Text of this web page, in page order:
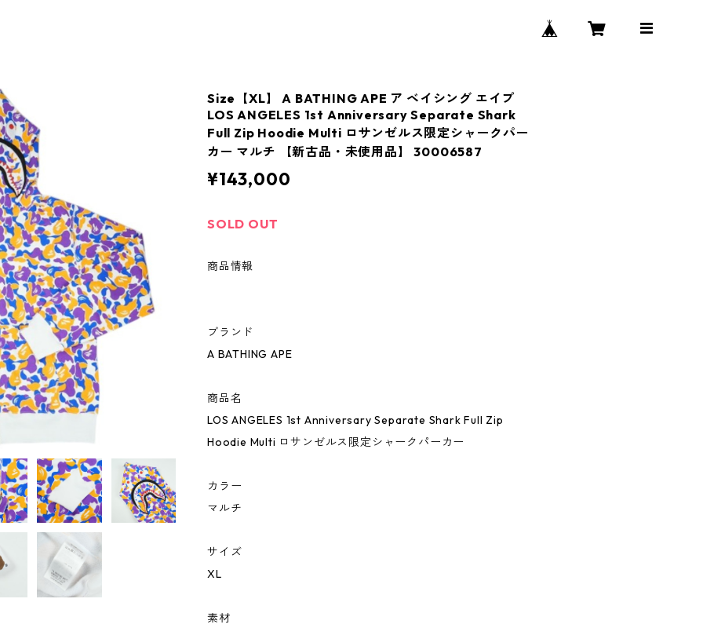
Size【XL】 A BATHING APE ア ベイシング エイプ
LOS ANGELES 1st Anniversary Separate Shark
Full Zip Hoodie Multi ロサンゼルス限定シャークパー
カー マルチ 【新古品・未使用品】 30006587
¥143,000
SOLD OUT
商品情報
ブランド
A BATHING APE
商品名
LOS ANGELES 1st Anniversary Separate Shark Full Zip
Hoodie Multi ロサンゼルス限定シャークパーカー
カラー
マルチ
サイズ
XL
素材